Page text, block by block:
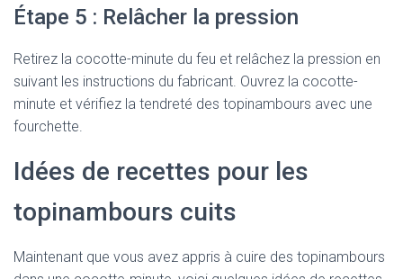
Étape 5 : Relâcher la pression
Retirez la cocotte-minute du feu et relâchez la pression en
suivant les instructions du fabricant. Ouvrez la cocotte-
minute et vérifiez la tendreté des topinambours avec une
fourchette.
Idées de recettes pour les
topinambours cuits
Maintenant que vous avez appris à cuire des topinambours